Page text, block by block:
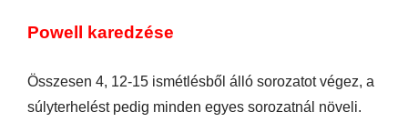
Powell karedzése
Összesen 4, 12-15 ismétlésből álló sorozatot végez, a
súlyterhelést pedig minden egyes sorozatnál növeli.